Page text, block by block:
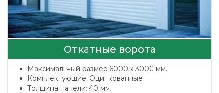
Откатные ворота
Максимальный размер 6000 x 3000 мм.
Комплектующие: Оцинкованные
Толщина панели: 40 мм.